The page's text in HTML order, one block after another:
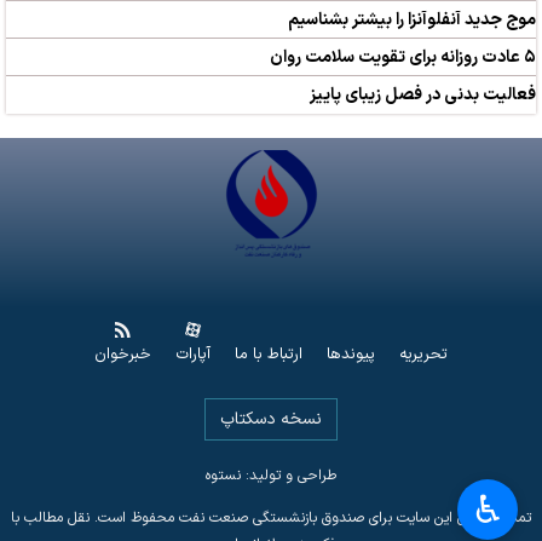
موج جدید آنفلوآنزا را بیشتر بشناسیم
۵ عادت روزانه برای تقویت سلامت روان
فعالیت بدنی در فصل زیبای پاییز
تحریریه پیوندها ارتباط با ما آپارات خبرخوان
نسخه دسکتاپ
طراحی و تولید: نستوه
تمامی حقوق این سایت برای صندوق بازنشستگی صنعت نفت محفوظ است. نقل مطالب با
♿︎